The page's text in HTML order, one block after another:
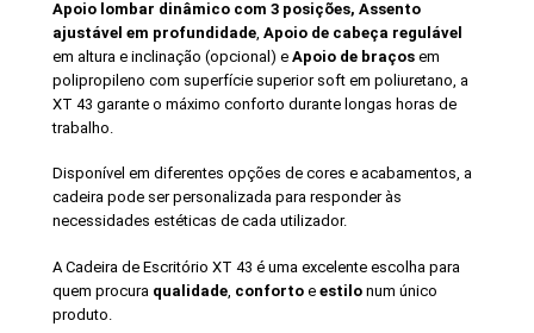
Apoio lombar dinâmico com 3 posições, Assento
ajustável em profundidade, Apoio de cabeça regulável
em altura e inclinação (opcional) e Apoio de braçosem
polipropileno com superfície superior soft em poliuretano, a
XT 43 garante o máximo conforto durante longas horas de
trabalho.
Disponível em diferentes opções de cores e acabamentos, a
cadeira pode ser personalizada para responder às
necessidades estéticas de cada utilizador.
A Cadeira de Escritório XT 43 é uma excelente escolha para
quem procura qualidade, confortoe estilonum único
produto.